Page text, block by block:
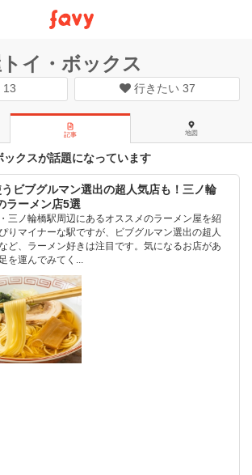
イ・ボックス
13 行きたい 37
記事 地図
ックスが話題になっています
ビブグルマン選出の超人気店も！三ノ輪
ラーメン店5選
三ノ輪橋駅周辺にあるオススメのラーメン屋を紹
りマイナーな駅ですが、ビブグルマン選出の超人
ど、ラーメン好きは注目です。気になるお店があ
を運んでみてく...